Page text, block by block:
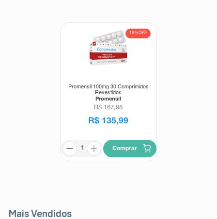
19%OFF
Promensil 100mg 30 Comprimidos
Revestidos
Promensil
R$ 167,98
R$ 135,99
Comprar
Mais Vendidos